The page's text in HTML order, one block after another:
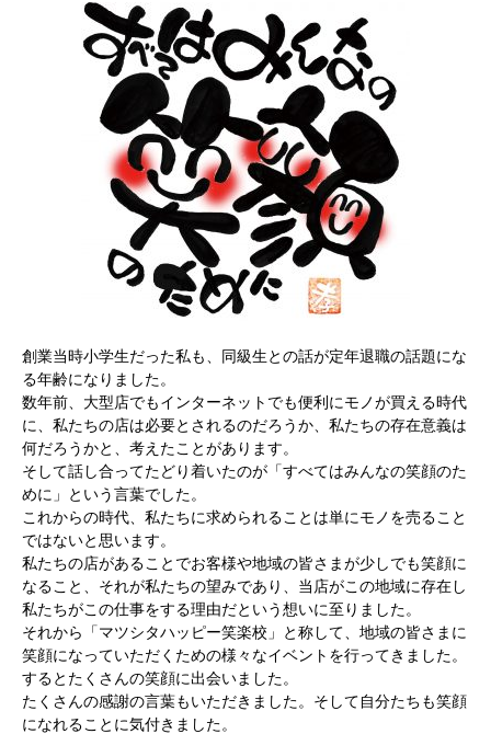
創業当時小学生だった私も、同級生との話が定年退職の話題にな
る年齢になりました。
数年前、大型店でもインターネットでも便利にモノが買える時代
に、私たちの店は必要とされるのだろうか、私たちの存在意義は
何だろうかと、考えたことがあります。
そして話し合ってたどり着いたのが「すべてはみんなの笑顔のた
めに」という言葉でした。
これからの時代、私たちに求められることは単にモノを売ること
ではないと思います。
私たちの店があることでお客様や地域の皆さまが少しでも笑顔に
なること、それが私たちの望みであり、当店がこの地域に存在し
私たちがこの仕事をする理由だという想いに至りました。
それから「マツシタハッピー笑楽校」と称して、地域の皆さまに
笑顔になっていただくための様々なイベントを行ってきました。
するとたくさんの笑顔に出会いました。
たくさんの感謝の言葉もいただきました。そして自分たちも笑顔
になれることに気付きました。